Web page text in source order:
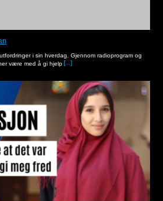
i sin hverdag. Gjennom radioprogram og
være med å gi hjelp